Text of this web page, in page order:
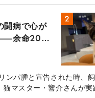
みを自然の摂理と捉え、
のヒントが詰まったメッセ
闘病で心が
余命20日
ンパ腫と宣告された時、
マスター・響介さんが実